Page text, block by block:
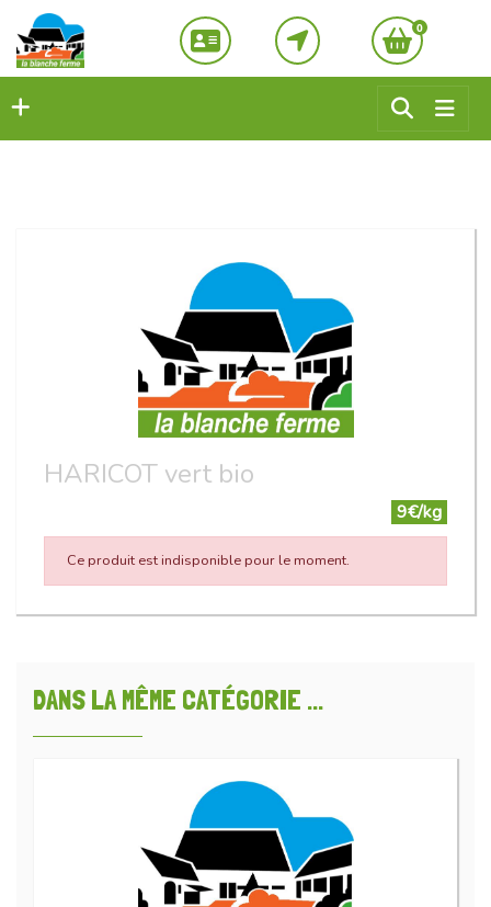
0
HARICOT vert bio
9€/kg
Ce produit est indisponible pour le moment.
DANS LA MÊME CATÉGORIE ...